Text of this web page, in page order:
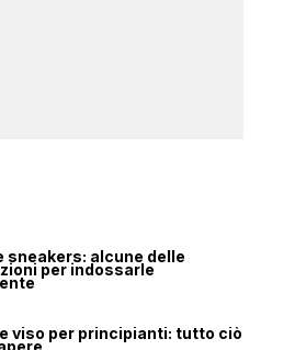
sneakers: alcune delle
per indossarle
viso per principianti: tutto ciò